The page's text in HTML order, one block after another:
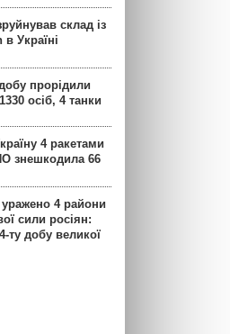
склад із
Україні
прорідили
осіб, 4 танки
4 ракетами
знешкодила 66
уражено 4 райони
сили росіян:
ту добу великої